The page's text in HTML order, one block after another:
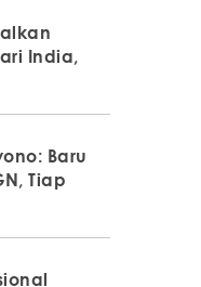
India,
Baru
Tiap